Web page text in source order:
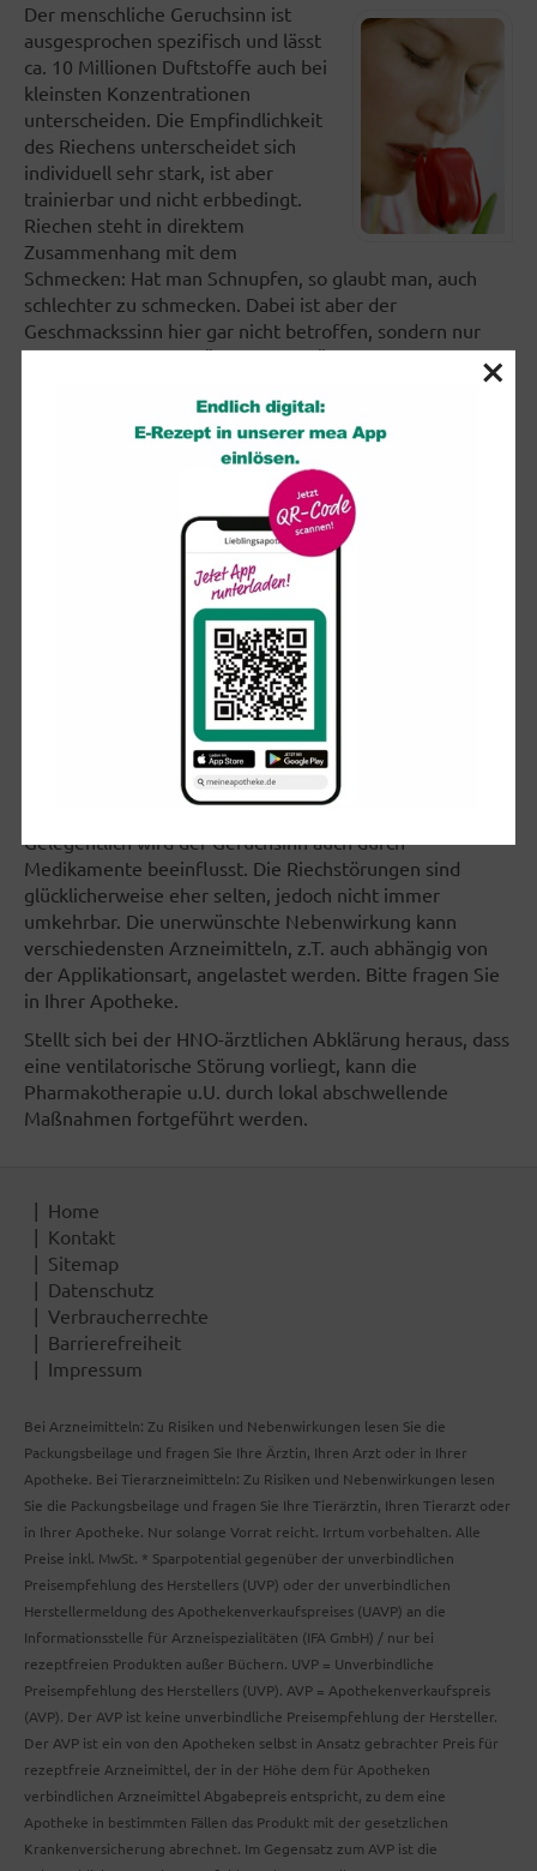
Der menschliche Geruchsinn ist
ausgesprochen spezifisch und lässt
ca. 10 Millionen Duftstoffe auch bei
kleinsten Konzentrationen
unterscheiden. Die Empfindlichkeit
des Riechens unterscheidet sich
individuell sehr stark, ist aber
trainierbar und nicht erbbedingt.
Riechen steht in direktem
Zusammenhang mit dem
Schmecken: Hat man Schnupfen, so glaubt man, auch
schlechter zu schmecken. Dabei ist aber der
Geschmackssinn hier gar nicht betroffen, sondern nur
der Geruchssinn. Die "Geschmacks"wirkung einer Speise
aufgenommenen und vom Gehirn ausgewerteten Geruch
Normales Riechen wird als Normosmie bezeichnet.
Geruchsstörungen (Dysosmien) lassen sich in
quantitative und qualitative Funktionsstörungen
unterscheiden. Für gestörtes Riechempfinden kommen
verschiedene Gründe in Frage, z.B.:
Behinderte Nasenatmung (Schwellungen, Polypen,
chron. Entzündungen u.a.)
Neurale/zentrale Störungen (Trauma, Tumor,
neurodegenerative und psychiatrische
Erkrankungen)
Mangelerkrankungen (Vitamine / Zink)
Störungen des Sinnesepithels (Viren, Chemikalien,
Tabakkonsum)
Gelegentlich wird der Geruchsinn auch durch
Medikamente beeinflusst. Die Riechstörungen sind
glücklicherweise eher selten, jedoch nicht immer
umkehrbar. Die unerwünschte Nebenwirkung kann
verschiedensten Arzneimitteln, z.T. auch abhängig von
der Applikationsart, angelastet werden. Bitte fragen Sie
in Ihrer Apotheke.
Stellt sich bei der HNO-ärztlichen Abklärung heraus, dass
eine ventilatorische Störung vorliegt, kann die
Pharmakotherapie u.U. durch lokal abschwellende
Maßnahmen fortgeführt werden.
Home
Kontakt
Sitemap
Datenschutz
Verbraucherrechte
Barrierefreiheit
Impressum
Bei Arzneimitteln: Zu Risiken und Nebenwirkungen lesen Sie die
Packungsbeilage und fragen Sie Ihre Ärztin, Ihren Arzt oder in Ihrer
Apotheke. Bei Tierarzneimitteln: Zu Risiken und Nebenwirkungen lesen
Sie die Packungsbeilage und fragen Sie Ihre Tierärztin, Ihren Tierarzt oder
in Ihrer Apotheke. Nur solange Vorrat reicht. Irrtum vorbehalten. Alle
Preise inkl. MwSt. * Sparpotential gegenüber der unverbindlichen
Preisempfehlung des Herstellers (UVP) oder der unverbindlichen
Herstellermeldung des Apothekenverkaufspreises (UAVP) an die
Informationsstelle für Arzneispezialitäten (IFA GmbH) / nur bei
rezeptfreien Produkten außer Büchern. UVP = Unverbindliche
Preisempfehlung des Herstellers (UVP). AVP = Apothekenverkaufspreis
(AVP). Der AVP ist keine unverbindliche Preisempfehlung der Hersteller.
Der AVP ist ein von den Apotheken selbst in Ansatz gebrachter Preis für
rezeptfreie Arzneimittel, der in der Höhe dem für Apotheken
verbindlichen Arzneimittel Abgabepreis entspricht, zu dem eine
Apotheke in bestimmten Fällen das Produkt mit der gesetzlichen
Krankenversicherung abrechnet. Im Gegensatz zum AVP ist die
×